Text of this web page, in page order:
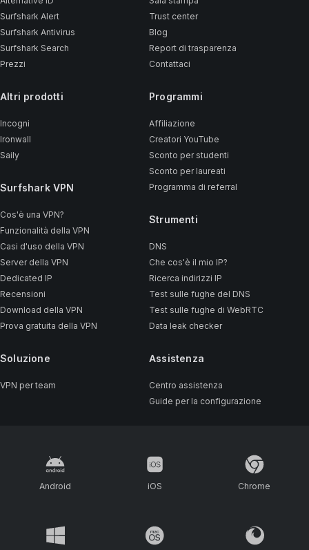
Surfshark Alert
Surfshark Antivirus
Surfshark Search
Prezzi
Altri prodotti
Incogni
Ironwall
Saily
Surfshark VPN
Cos'è una VPN?
Funzionalità della VPN
Casi d'uso della VPN
Server della VPN
Dedicated IP
Recensioni
Download della VPN
Prova gratuita della VPN
Soluzione
VPN per team
Trust center
Blog
Report di trasparenza
Contattaci
Programmi
Affiliazione
Creatori YouTube
Sconto per studenti
Sconto per laureati
Programma di referral
Strumenti
DNS
Che cos'è il mio IP?
Ricerca indirizzi IP
Test sulle fughe del DNS
Test sulle fughe di WebRTC
Data leak checker
Assistenza
Centro assistenza
Guide per la configurazione
Android iOS Chrome